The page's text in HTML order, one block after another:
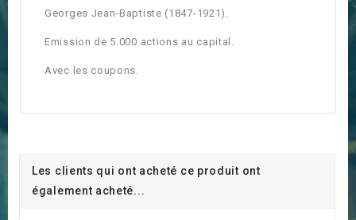
Georges Jean-Baptiste (1847-1921).
Emission de 5.000 actions au capital.
Avec les coupons.
Les clients qui ont acheté ce produit ont
également acheté...